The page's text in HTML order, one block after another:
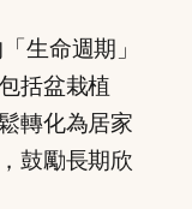
生命週期」
括盆栽植
轉化為居家
鼓勵長期欣